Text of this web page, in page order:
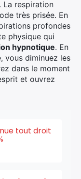
La respiration
très prisée. En
profondes
physique qui
hypnotique. En
vous diminuez les
dans le moment
et ouvrez
tout droit